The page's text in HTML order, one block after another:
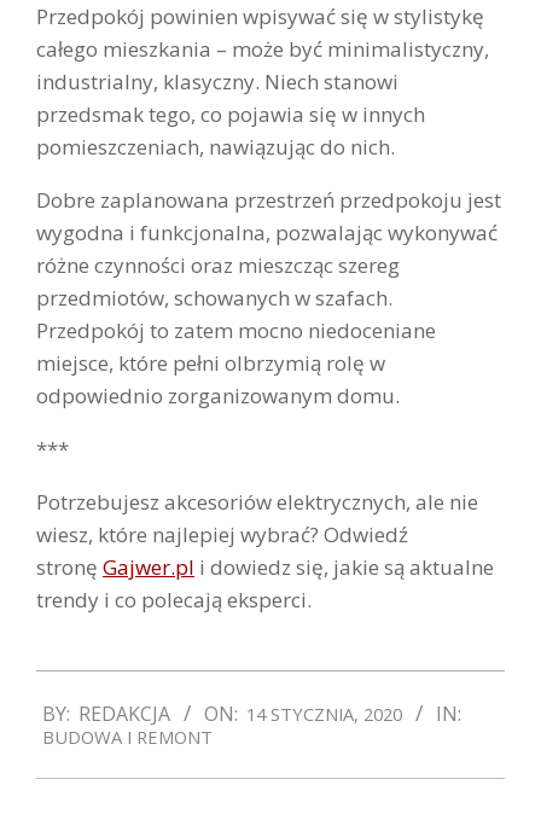
Przedpokój powinien wpisywać się w stylistykę
całego mieszkania – może być minimalistyczny,
industrialny, klasyczny. Niech stanowi
przedsmak tego, co pojawia się w innych
pomieszczeniach, nawiązując do nich.
Dobre zaplanowana przestrzeń przedpokoju jest
wygodna i funkcjonalna, pozwalając wykonywać
różne czynności oraz mieszcząc szereg
przedmiotów, schowanych w szafach.
Przedpokój to zatem mocno niedoceniane
miejsce, które pełni olbrzymią rolę w
odpowiednio zorganizowanym domu.
***
Potrzebujesz akcesoriów elektrycznych, ale nie
wiesz, które najlepiej wybrać? Odwiedź
stronę Gajwer.pl i dowiedz się, jakie są aktualne
trendy i co polecają eksperci.
01-
14
BY: REDAKCJA ON: 14 STYCZNIA, 2020 IN:
BUDOWA I REMONT